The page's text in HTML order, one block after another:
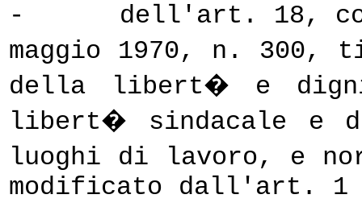
-
dell'art. 18,
maggio 1970, n. 300,
della libert� e
libert� sindacale e
luoghi di lavoro, e
modificato dall'art. 1